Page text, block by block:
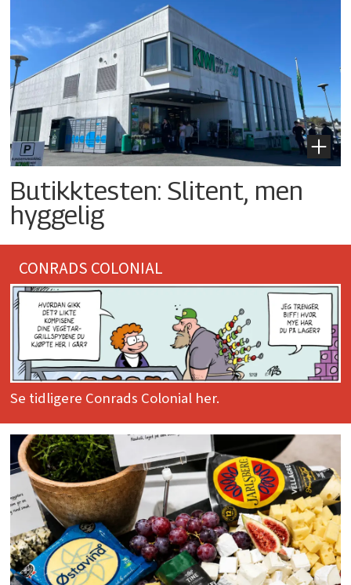
Butikktesten: Slitent, men
hyggelig
CONRADS COLONIAL
Se tidligere Conrads Colonial her.